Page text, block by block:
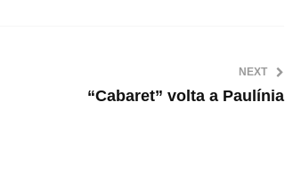
NEXT
“Cabaret” volta a Paulínia